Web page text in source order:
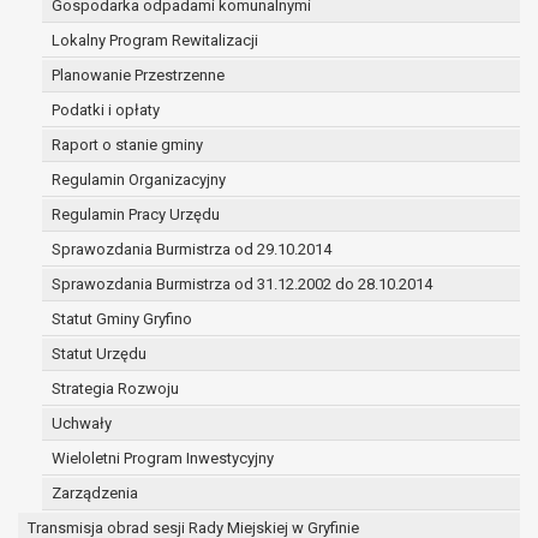
Gospodarka odpadami komunalnymi
Lokalny Program Rewitalizacji
Planowanie Przestrzenne
Podatki i opłaty
Raport o stanie gminy
Regulamin Organizacyjny
Regulamin Pracy Urzędu
Sprawozdania Burmistrza od 29.10.2014
Sprawozdania Burmistrza od 31.12.2002 do 28.10.2014
Statut Gminy Gryfino
Statut Urzędu
Strategia Rozwoju
Uchwały
Wieloletni Program Inwestycyjny
Zarządzenia
Transmisja obrad sesji Rady Miejskiej w Gryfinie
(merytorycznych), a także obowiązków i
zadań zleconych przez instytucje
nadrzędne wobec Gminy;
zawarcia i realizacji umów;
ochrony żywotnych interesów osoby, której
dane dotyczą, lub innej osoby fizycznej;
wykonania zadania realizowanego w
interesie publicznym lub w ramach
sprawowania władzy publicznej
powierzonej administratorowi;
w pozostałych przypadkach dane osobowe
przetwarzane są wyłącznie na podstawie
wcześniej udzielonej zgody w zakresie i celu
określonym w treści zgody.
W związku z przetwarzaniem danych w celu
wskazanym w pkt. 3, dane osobowe mogą być
udostępniane innym upoważnionym odbiorcom lub
kategoriom odbiorców danych osobowych.
Odbiorcami mogą być:
podmioty, które przetwarzają dane